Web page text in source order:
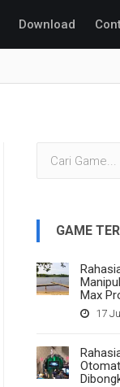
Download
GAME
Max
17